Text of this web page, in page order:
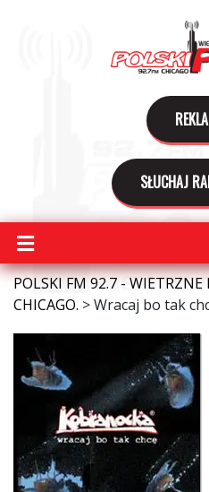
SŁUCHAJ
POLSKI FM 92.7 -
CHICAGO. >Wracaj bo tak